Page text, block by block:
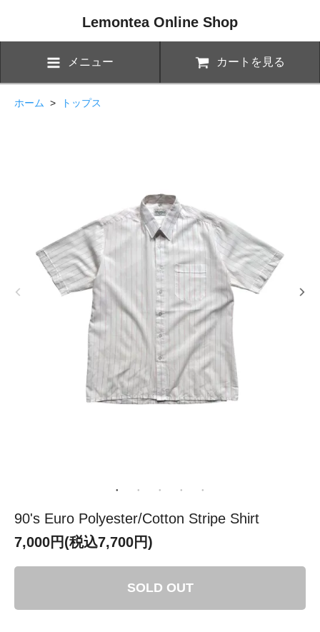
Lemontea Online Shop
メニュー カートを見る
ホーム > トップス
90's Euro Polyester/Cotton Stripe Shirt
7,000円(税込7,700円)
SOLD OUT